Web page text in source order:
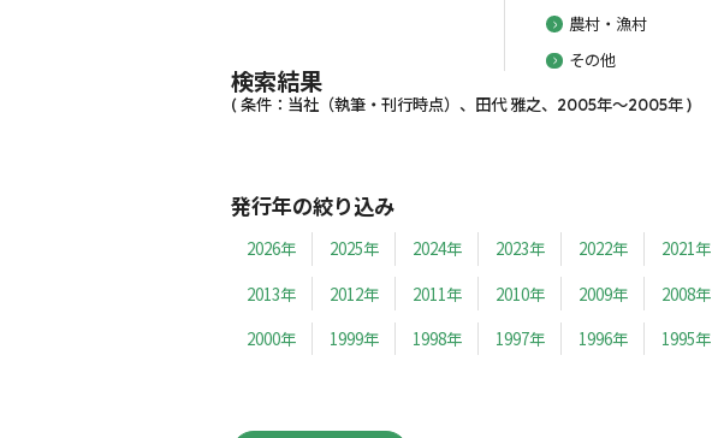
農村・漁村
その他
検索結果
( 条件：当社（執筆・刊行時点）、田代 雅之、2005年～2005年 )
発行年の絞り込み
2026年 2025年 2024年 2023年 2022年 2021年
2013年
2012年 2011年 2010年 2009年 2008年
2000年
1999年 1998年 1997年 1996年 1995年